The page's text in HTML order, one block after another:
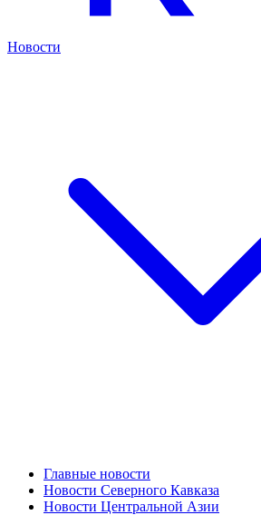
Новости
Главные новости
Новости Северного Кавказа
Новости Центральной Азии